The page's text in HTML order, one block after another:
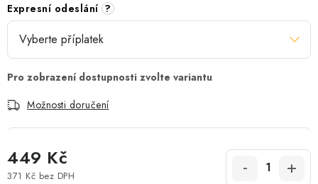
Expresní odeslání ?
Možnosti doručení
449 Kč
371 Kč bez DPH